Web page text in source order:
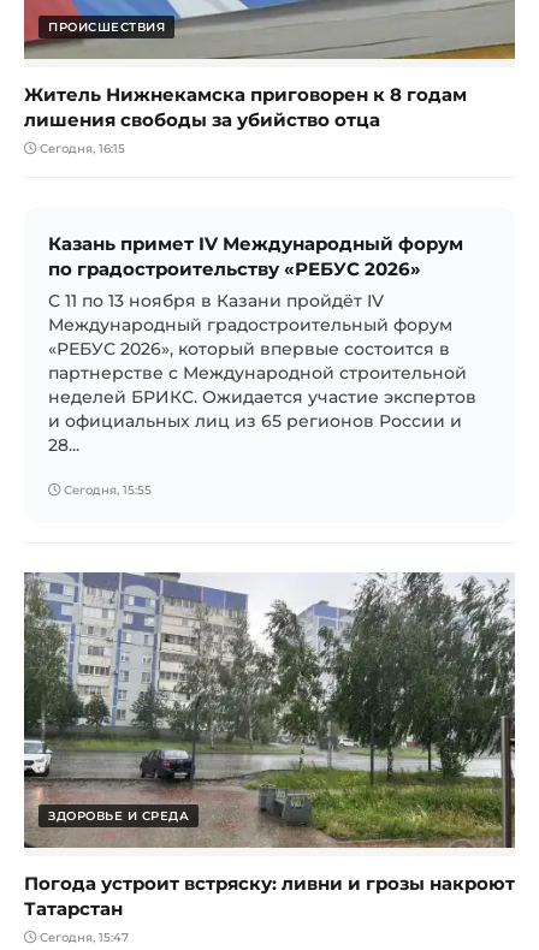
ПРОИСШЕСТВИЯ
Житель Нижнекамска приговорен к 8 годам
лишения свободы за убийство отца
Сегодня, 16:15
Казань примет IV Международный форум
по градостроительству «РЕБУС 2026»
С 11 по 13 ноября в Казани пройдёт IV
Международный градостроительный форум
«РЕБУС 2026», который впервые состоится в
партнерстве с Международной строительной
неделей БРИКС. Ожидается участие экспертов
и официальных лиц из 65 регионов России и
28...
Сегодня, 15:55
ЗДОРОВЬЕ И СРЕДА
Погода устроит встряску: ливни и грозы накроют
Татарстан
Сегодня, 15:47